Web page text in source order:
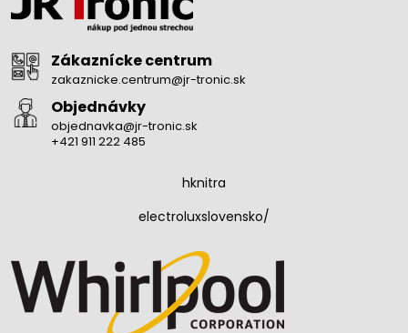
Zákaznícke centrum
zakaznicke.centrum@jr-tronic.sk
Objednávky
objednavka@jr-tronic.sk
+421 911 222 485
hknitra
electroluxslovensko/